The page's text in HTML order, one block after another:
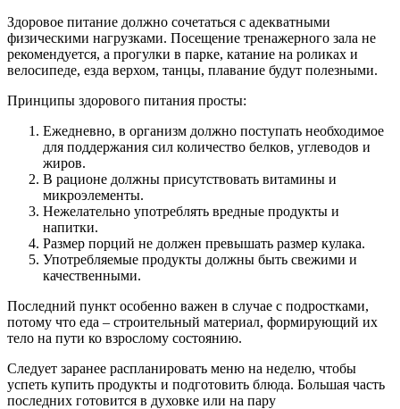
Здоровое питание должно сочетаться с адекватными
физическими нагрузками. Посещение тренажерного зала не
рекомендуется, а прогулки в парке, катание на роликах и
велосипеде, езда верхом, танцы, плавание будут полезными.
Принципы здорового питания просты:
Ежедневно, в организм должно поступать необходимое
для поддержания сил количество белков, углеводов и
жиров.
В рационе должны присутствовать витамины и
микроэлементы.
Нежелательно употреблять вредные продукты и
напитки.
Размер порций не должен превышать размер кулака.
Употребляемые продукты должны быть свежими и
качественными.
Последний пункт особенно важен в случае с подростками,
потому что еда – строительный материал, формирующий их
тело на пути ко взрослому состоянию.
Следует заранее распланировать меню на неделю, чтобы
успеть купить продукты и подготовить блюда. Большая часть
последних готовится в духовке или на пару